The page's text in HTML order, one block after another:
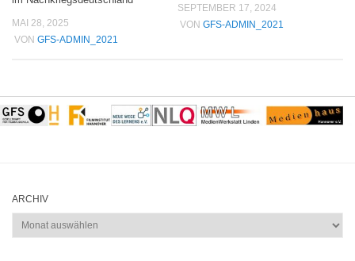
MAI 28, 2025
VON GFS-ADMIN_2021
SEPTEMBER 17, 2024
VON GFS-ADMIN_2021
ARCHIV
Archiv